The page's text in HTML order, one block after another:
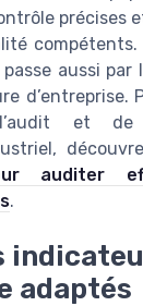
précises
aussi par
d’entreprise.
et de
auditer
.
adaptés